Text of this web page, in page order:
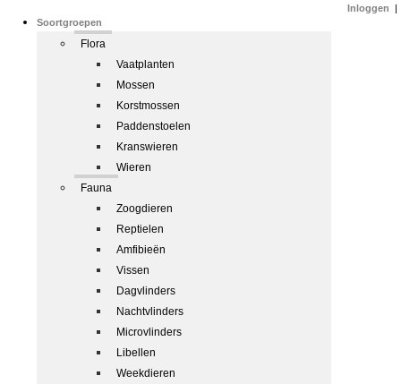
Soortgroepen
Flora
Vaatplanten
Mossen
Korstmossen
Paddenstoelen
Kranswieren
Wieren
Fauna
Zoogdieren
Reptielen
Amfibieën
Vissen
Dagvlinders
Nachtvlinders
Microvlinders
Libellen
Weekdieren
Inloggen |